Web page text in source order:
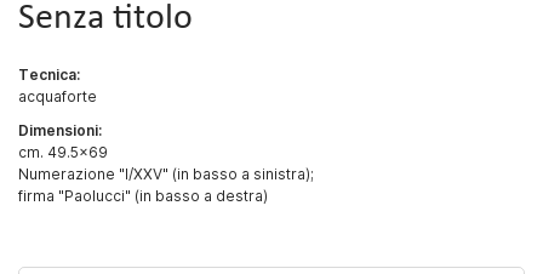
Senza titolo
Tecnica:
acquaforte
Dimensioni:
cm. 49.5x69
Numerazione "I/XXV" (in basso a sinistra);
firma "Paolucci" (in basso a destra)